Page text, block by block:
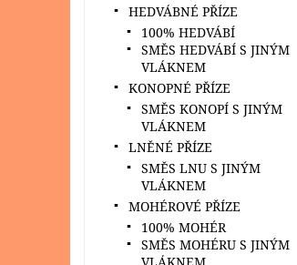
HEDVÁBNÉ PŘÍZE
100% HEDVÁBÍ
SMĚS HEDVÁBÍ S JINÝM
VLÁKNEM
KONOPNÉ PŘÍZE
SMĚS KONOPÍ S JINÝM
VLÁKNEM
LNĚNÉ PŘÍZE
SMĚS LNU S JINÝM
VLÁKNEM
MOHÉROVÉ PŘÍZE
100% MOHÉR
SMĚS MOHÉRU S JINÝM